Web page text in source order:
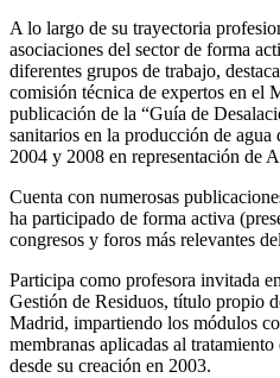
A lo largo de su trayectoria
asociaciones del sector de forma
diferentes grupos de trabajo,
comisión técnica de expertos en el
publicación de la “Guía de
sanitarios en la producción de agua
2004 y 2008 en representación de
Cuenta con numerosas
ha participado de forma activa
congresos y foros más relevantes
Participa como profesora invitada
Gestión de Residuos, título propio
Madrid, impartiendo los módulos
membranas aplicadas al
desde su creación en 2003.